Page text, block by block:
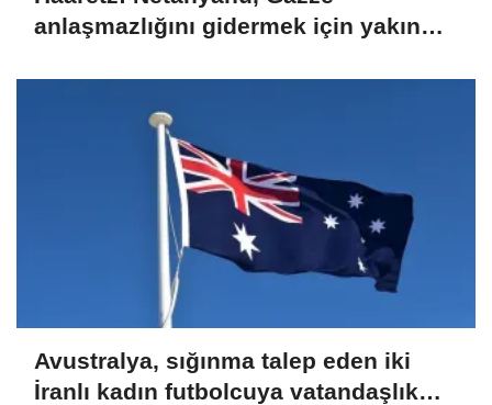
anlaşmazlığını gidermek için yakın
Avustralya, sığınma talep eden iki
İranlı kadın futbolcuya vatandaşlık